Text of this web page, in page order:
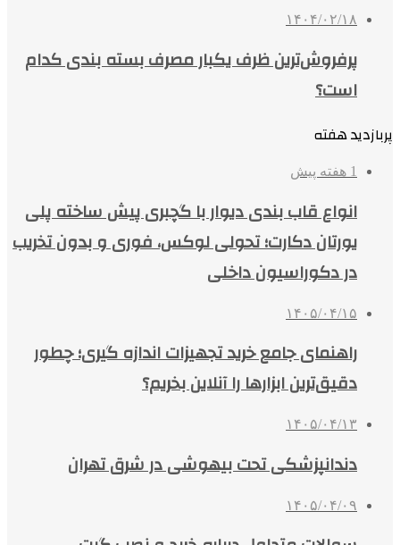
۱۴۰۴/۰۲/۱۸
پرفروش‌ترین ظرف یکبار مصرف بسته بندی کدام
است؟
پربازدید هفته
1 هفته پیش
انواع قاب بندی دیوار با گچبری پیش ساخته پلی
یورتان دکارت؛ تحولی لوکس، فوری و بدون تخریب
در دکوراسیون داخلی
۱۴۰۵/۰۴/۱۵
راهنمای جامع خرید تجهیزات اندازه گیری؛ چطور
دقیق‌ترین ابزارها را آنلاین بخریم؟
۱۴۰۵/۰۴/۱۳
دندانپزشکی تحت بیهوشی در شرق تهران
۱۴۰۵/۰۴/۰۹